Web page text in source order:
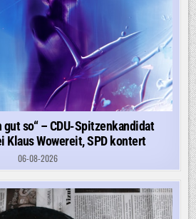
gut so“ – CDU-Spitzenkandidat
Klaus Wowereit, SPD kontert
06-08-2026